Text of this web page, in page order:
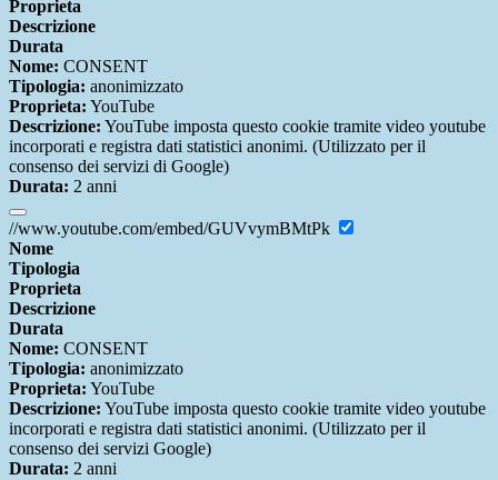
Proprieta
Descrizione
Durata
Nome: CONSENT
Tipologia: anonimizzato
Proprieta: YouTube
Descrizione: YouTube imposta questo cookie tramite video youtube
incorporati e registra dati statistici anonimi. (Utilizzato per il
consenso dei servizi di Google)
Durata: 2 anni
//www.youtube.com/embed/GUVvymBMtPk
Nome
Tipologia
Proprieta
Descrizione
Durata
Nome: CONSENT
Tipologia: anonimizzato
Proprieta: YouTube
Descrizione: YouTube imposta questo cookie tramite video youtube
incorporati e registra dati statistici anonimi. (Utilizzato per il
consenso dei servizi Google)
Durata: 2 anni